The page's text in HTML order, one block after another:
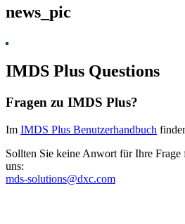
news_pic
IMDS Plus Questions
Fragen zu IMDS Plus?
Im IMDS Plus Benutzerhandbuch
Sollten Sie keine Anwort für Ihre Frage
uns:
mds-solutions@dxc.com